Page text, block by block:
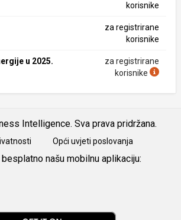
korisnike
za registrirane
korisnike
u 2025.
za registrirane
korisnike
Intelligence. Sva prava pridržana.
Opći uvjeti poslovanja
našu mobilnu aplikaciju: